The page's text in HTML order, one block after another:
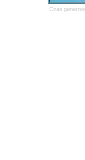
Czas